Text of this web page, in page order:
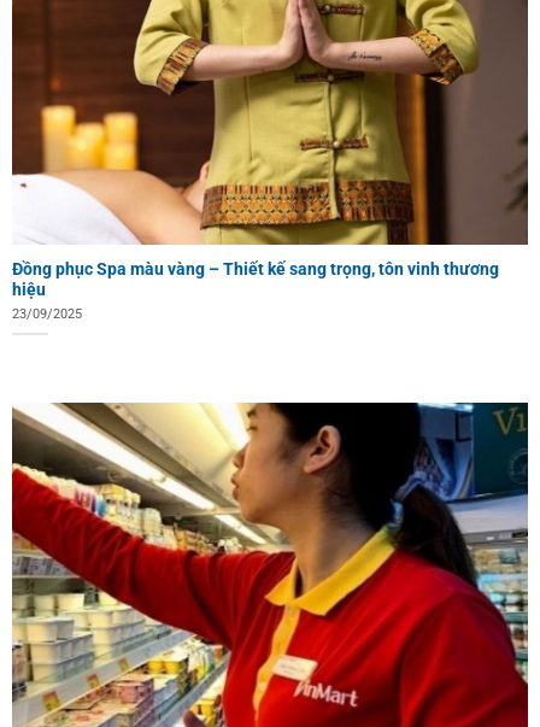
Đồng phục Spa màu vàng – Thiết kế sang trọng, tôn vinh thương
hiệu
23/09/2025